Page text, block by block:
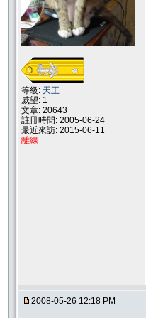
等級: 天王
威望: 1
文章: 20643
註冊時間: 2005-06-24
最近來訪: 2015-06-11
離線
2008-05-26 12:18 PM